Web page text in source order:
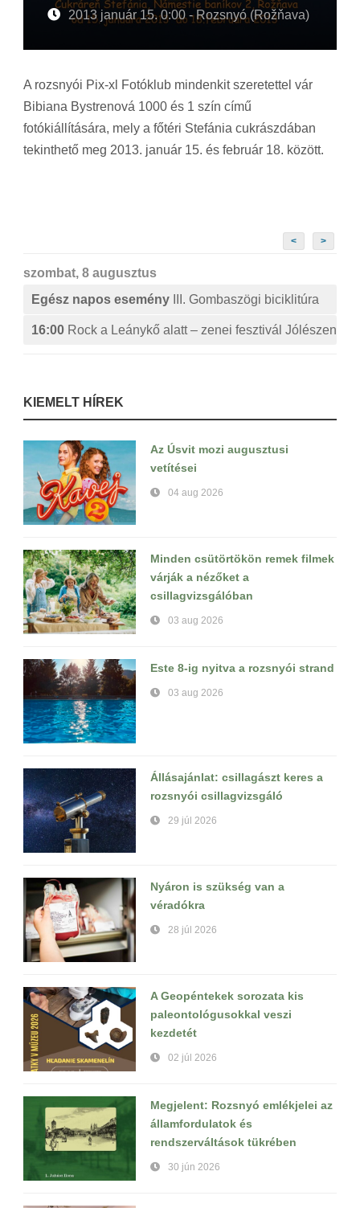
2013 január 15. 0:00 - Rozsnyó (Rožňava)
A rozsnyói Pix-xl Fotóklub mindenkit szeretettel vár
Bibiana Bystrenová 1000 és 1 szín című
fotókiállítására, mely a főtéri Stefánia cukrászdában
tekinthető meg 2013. január 15. és február 18. között.
< >
szombat, 8 augusztus
Egész napos esemény
III. Gombaszögi biciklitúra
16:00 Rock a Leánykő alatt – zenei fesztivál Jólészen
KIEMELT HÍREK
Az Úsvit mozi augusztusi
vetítései
04 aug 2026
Minden csütörtökön remek filmek
várják a nézőket a
csillagvizsgálóban
03 aug 2026
Este 8-ig nyitva a rozsnyói strand
03 aug 2026
Állásajánlat: csillagászt keres a
rozsnyói csillagvizsgáló
29 júl 2026
Nyáron is szükség van a
véradókra
28 júl 2026
A Geopéntekek sorozata kis
paleontológusokkal veszi
kezdetét
02 júl 2026
Megjelent: Rozsnyó emlékjelei az
államfordulatok és
rendszerváltások tükrében
30 jún 2026